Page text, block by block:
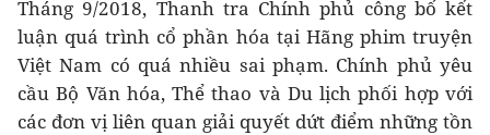
Tháng 9/2018, Thanh tra Chính phủ công bố kết
luận quá trình cổ phần hóa tại Hãng phim truyện
Việt Nam có quá nhiều sai phạm. Chính phủ yêu
cầu Bộ Văn hóa, Thể thao và Du lịch phối hợp với
các đơn vị liên quan giải quyết dứt điểm những tồn